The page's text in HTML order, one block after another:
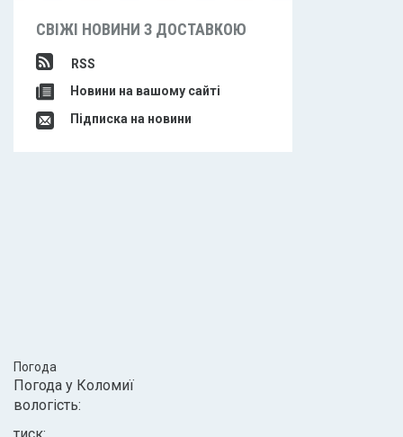
СВІЖІ НОВИНИ З ДОСТАВКОЮ
RSS
Новини на вашому сайті
Підписка на новини
Погода
Погода у Коломиї
вологість: